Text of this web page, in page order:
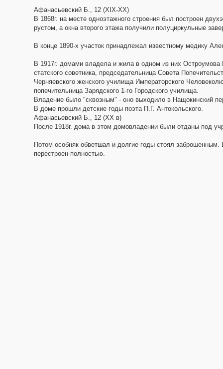
Афанасьевский Б., 12 (XIX-XX)
В 1868г. на месте одноэтажного строения был построен
рустом, а окна второго этажа получили полуциркульные
В конце 1890-х участок принадлежал известному медику
В 1917г. домами владела и жила в одном из них Остроумова
статского советника, председательница Совета
Черняевского женского училища Императорского
попечительница Зарядского 1-го Городского училища.
Владение было "сквозным" - оно выходило в Нащокинский
В доме прошли детские годы поэта П.Г. Антокольского.
Афанасьевский Б., 12 (XX в)
После 1918г. дома в этом домовладении были отданы под
Потом особняк обветшал и долгие годы стоял заброшенным.
перестроен полностью.